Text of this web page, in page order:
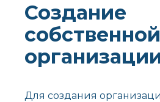
Создание
собственной
Для создания